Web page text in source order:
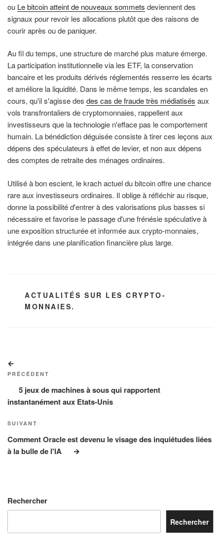
ou Le bitcoin atteint de nouveaux sommets deviennent des
signaux pour revoir les allocations plutôt que des raisons de
courir après ou de paniquer.
Au fil du temps, une structure de marché plus mature émerge.
La participation institutionnelle via les ETF, la conservation
bancaire et les produits dérivés réglementés resserre les écarts
et améliore la liquidité. Dans le même temps, les scandales en
cours, qu'il s'agisse des des cas de fraude très médiatisés aux
vols transfrontaliers de cryptomonnaies, rappellent aux
investisseurs que la technologie n'efface pas le comportement
humain. La bénédiction déguisée consiste à tirer ces leçons aux
dépens des spéculateurs à effet de levier, et non aux dépens
des comptes de retraite des ménages ordinaires.
Utilisé à bon escient, le krach actuel du bitcoin offre une chance
rare aux investisseurs ordinaires. Il oblige à réfléchir au risque,
donne la possibilité d'entrer à des valorisations plus basses si
nécessaire et favorise le passage d'une frénésie spéculative à
une exposition structurée et informée aux crypto-monnaies,
intégrée dans une planification financière plus large.
CATÉGORIES
ACTUALITÉS SUR LES CRYPTO-
MONNAIES.
de
l’article
précédent
PRÉCÉDENT
5 jeux de machines à sous qui rapportent
instantanément aux Etats-Unis
Article
suivant
SUIVANT
Comment Oracle est devenu le visage des inquiétudes liées
à la bulle de l'IA
Rechercher
Rechercher